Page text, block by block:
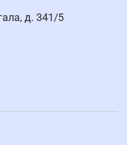
д. 341/5